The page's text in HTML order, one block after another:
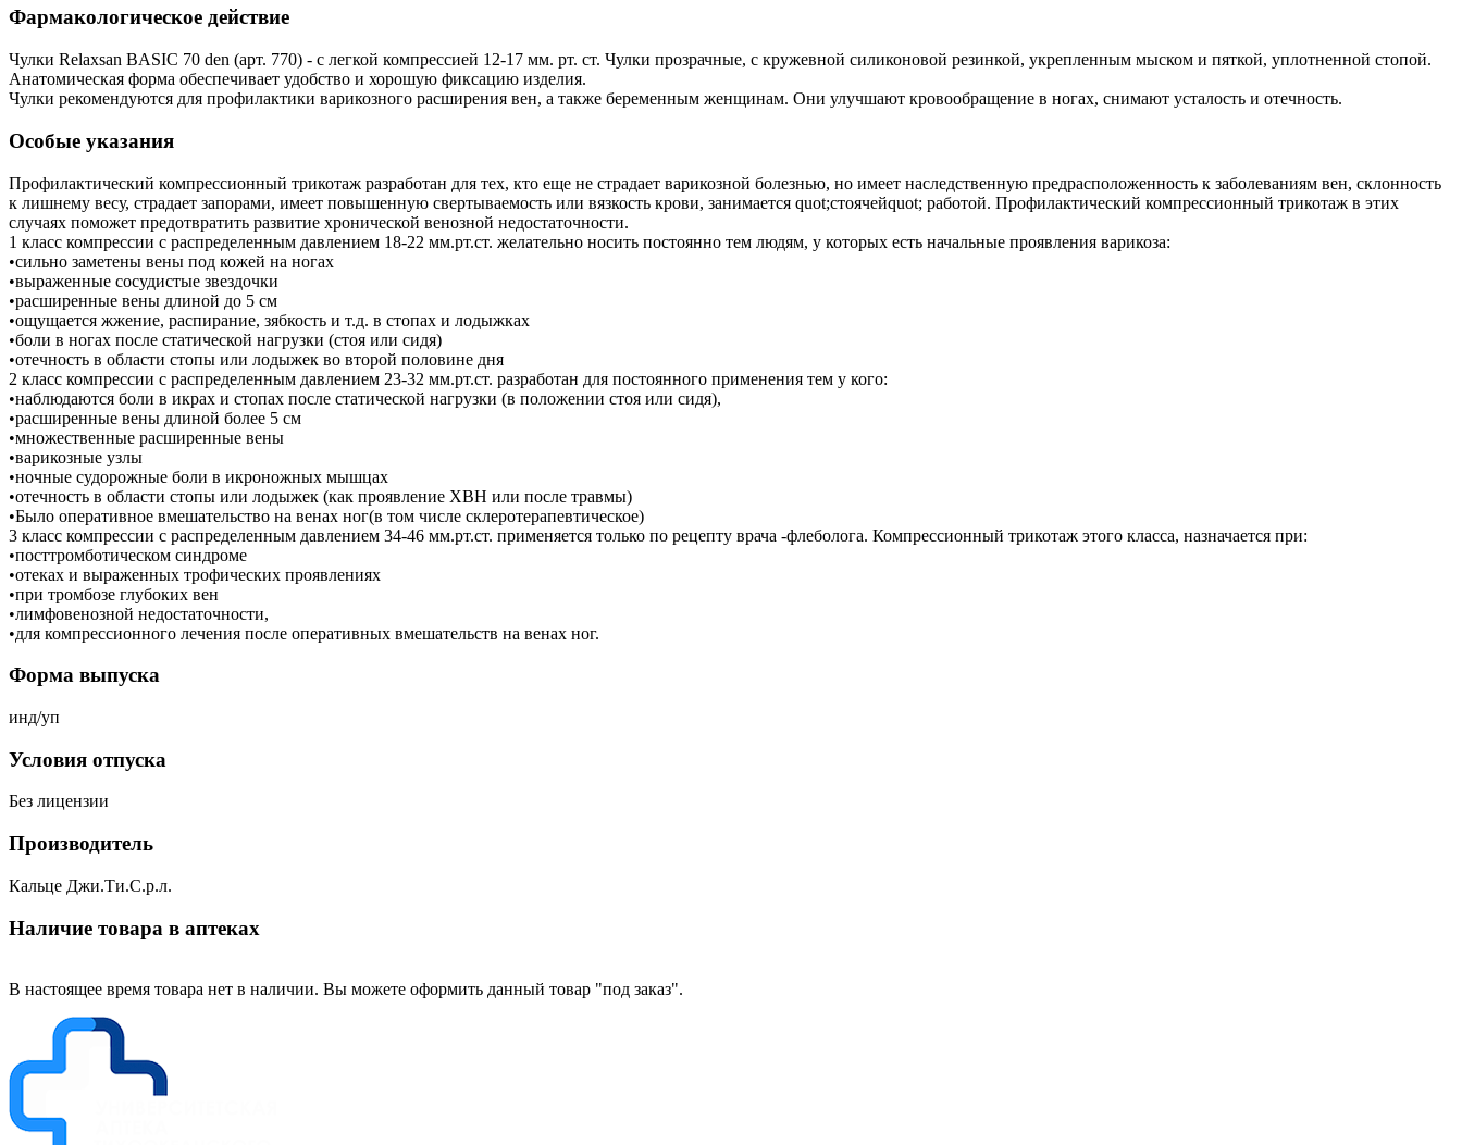
Фармакологическое действие
Чулки Relaxsan BASIC 70 den (арт. 770) - с легкой компрессией 12-17 мм. рт. ст. Чулки прозрачные, с кружевной силиконовой резинкой, укрепленным мыском и пяткой, уплотненной стопой.
Анатомическая форма обеспечивает удобство и хорошую фиксацию изделия.
Чулки рекомендуются для профилактики варикозного расширения вен, а также беременным женщинам. Они улучшают кровообращение в ногах, снимают усталость и отечность.
Особые указания
Профилактический компрессионный трикотаж разработан для тех, кто еще не страдает варикозной болезнью, но имеет наследственную предрасположенность к заболеваниям вен, склонность
к лишнему весу, страдает запорами, имеет повышенную свертываемость или вязкость крови, занимается quot;стоячейquot; работой. Профилактический компрессионный трикотаж в этих
случаях поможет предотвратить развитие хронической венозной недостаточности.
1 класс компрессии c распределенным давлением 18-22 мм.рт.ст. желательно носить постоянно тем людям, у которых есть начальные проявления варикоза:
•сильно заметены вены под кожей на ногах
•выраженные сосудистые звездочки
•расширенные вены длиной до 5 см
•ощущается жжение, распирание, зябкость и т.д. в стопах и лодыжках
•боли в ногах после статической нагрузки (стоя или сидя)
•отечность в области стопы или лодыжек во второй половине дня
2 класс компрессии c распределенным давлением 23-32 мм.рт.ст. разработан для постоянного применения тем у кого:
•наблюдаются боли в икрах и стопах после статической нагрузки (в положении стоя или сидя),
•расширенные вены длиной более 5 см
•множественные расширенные вены
•варикозные узлы
•ночные судорожные боли в икроножных мышцах
•отечность в области стопы или лодыжек (как проявление ХВН или после травмы)
•Было оперативное вмешательство на венах ног(в том числе склеротерапевтическое)
3 класс компрессии c распределенным давлением 34-46 мм.рт.ст. применяется только по рецепту врача -флеболога. Компрессионный трикотаж этого класса, назначается при:
•посттромботическом синдроме
•отеках и выраженных трофических проявлениях
•при тромбозе глубоких вен
•лимфовенозной недостаточности,
•для компрессионного лечения после оперативных вмешательств на венах ног.
Форма выпуска
инд/уп
Условия отпуска
Без лицензии
Производитель
Кальце Джи.Ти.С.р.л.
Наличие товара в аптеках
В настоящее время товара нет в наличии. Вы можете оформить данный товар "под заказ".